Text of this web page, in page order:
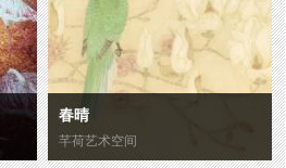
春晴
芊荷艺术空间